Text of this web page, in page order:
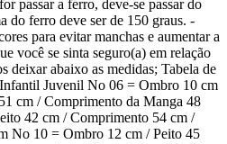
passar a ferro, deve-se passar do
do ferro deve ser de 150 graus. -
para evitar manchas e aumentar a
você se sinta seguro(a) em relação
deixar abaixo as medidas; Tabela de
Juvenil No 06 = Ombro 10 cm
cm / Comprimento da Manga 48
42 cm / Comprimento 54 cm /
No 10 = Ombro 12 cm / Peito 45